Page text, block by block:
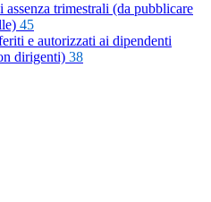
assenza trimestrali (da pubblicare
45
e autorizzati ai dipendenti
dirigenti) 38